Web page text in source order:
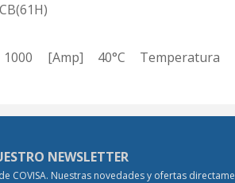
CB(61H)
[Amp] 40°C Temperatura
NEWSLETTER
COVISA. Nuestras novedades y ofertas